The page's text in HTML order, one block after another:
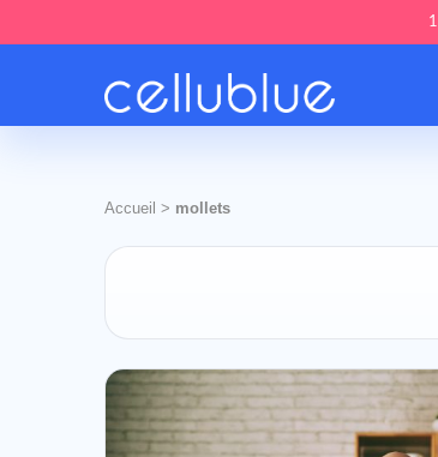
Accueil > mollets